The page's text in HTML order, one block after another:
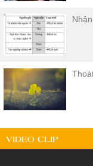
VIDEO CLIP